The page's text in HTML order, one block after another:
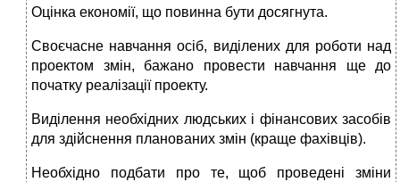
Оцінка економії, що повинна бути досягнута.
Своєчасне навчання осіб, виділених для роботи над
проектом змін, бажано провести навчання ще до
початку реалізації проекту.
Виділення необхідних людських і фінансових засобів
для здійснення планованих змін (краще фахівців).
Необхідно подбати про те, щоб проведені зміни